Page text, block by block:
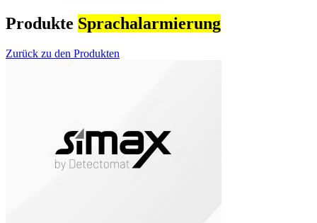
Produkte Sprachalarmierung
Zurück zu den Produkten